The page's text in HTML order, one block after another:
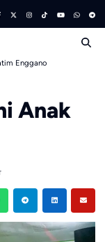
Enggano
Anak